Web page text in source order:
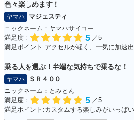
色々楽しめます！
ヤマハ
マジェスティ
ニックネーム：ヤマハサイコー
満足度：
5 ／5
乗る人を選ぶ！半端な気持ちで乗るな！
ヤマハ
ＳＲ４００
ニックネーム：とみとん
満足度：
5 ／5